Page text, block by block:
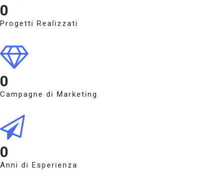
0
Progetti Realizzati
0
Campagne di Marketing
0
Anni di Esperienza